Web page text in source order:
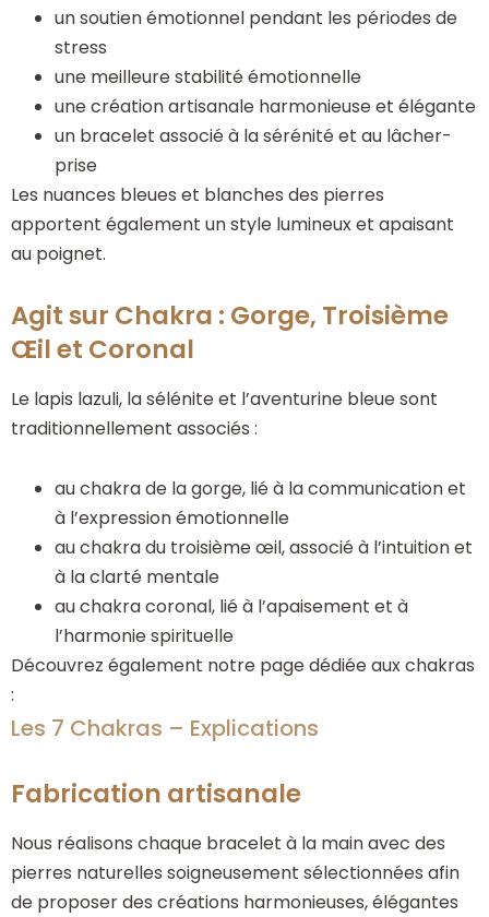
un soutien émotionnel pendant les périodes de
stress
une meilleure stabilité émotionnelle
une création artisanale harmonieuse et élégante
un bracelet associé à la sérénité et au lâcher-
prise
Les nuances bleues et blanches des pierres
apportent également un style lumineux et apaisant
au poignet.
Agit sur Chakra : Gorge, Troisième
Œil et Coronal
Le lapis lazuli, la sélénite et l’aventurine bleue sont
traditionnellement associés :
au chakra de la gorge, lié à la communication et
à l’expression émotionnelle
au chakra du troisième œil, associé à l’intuition et
à la clarté mentale
au chakra coronal, lié à l’apaisement et à
l’harmonie spirituelle
Découvrez également notre page dédiée aux chakras
:
Les 7 Chakras – Explications
Fabrication artisanale
Nous réalisons chaque bracelet à la main avec des
pierres naturelles soigneusement sélectionnées afin
de proposer des créations harmonieuses, élégantes